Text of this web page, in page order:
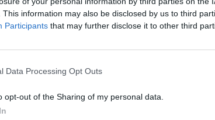
This information may also be disclosed by us to third
Participants that may further disclose it to other third
Data Processing Opt Outs
opt-out of the Sharing of my personal data.
panelAdatletöltésA legnagyobb
0.8%-os mínuszban 26,000 forinton áll,
be. A többi vezető részvény közül a Richter van